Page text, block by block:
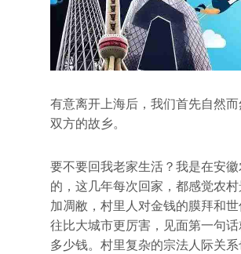
有意离开上海后，我们首先自然
双方的故乡。
要不要回我老家生活？我是在安
的，这几年每次回家，都感觉农
加凋敝，村里人对金钱的膜拜和
往比大城市更厉害，见面第一句
多少钱。村里复杂的宗法人际关系